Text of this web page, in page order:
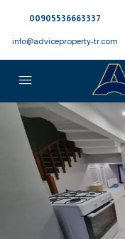
00905536663337⁩
info@adviceproperty-tr.com